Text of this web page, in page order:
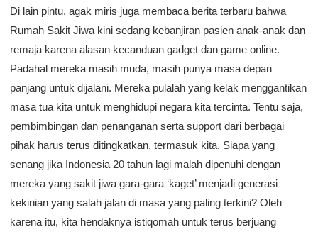
Di lain pintu, agak miris juga membaca berita terbaru bahwa
Rumah Sakit Jiwa kini sedang kebanjiran pasien anak-anak dan
remaja karena alasan kecanduan gadget dan game online.
Padahal mereka masih muda, masih punya masa depan
panjang untuk dijalani. Mereka pulalah yang kelak menggantikan
masa tua kita untuk menghidupi negara kita tercinta. Tentu saja,
pembimbingan dan penanganan serta support dari berbagai
pihak harus terus ditingkatkan, termasuk kita. Siapa yang
senang jika Indonesia 20 tahun lagi malah dipenuhi dengan
mereka yang sakit jiwa gara-gara ‘kaget’ menjadi generasi
kekinian yang salah jalan di masa yang paling terkini? Oleh
karena itu, kita hendaknya istiqomah untuk terus berjuang